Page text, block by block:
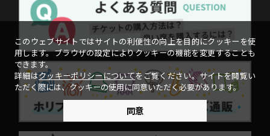
このウェブサイトではサイトの利便性の向上を目的にクッキーを使
用します。ブラウザの設定によりクッキーの機能を変更することも
できます。
詳細はクッキーポリシーについてをご覧ください。サイトを閲覧い
ただく際には、クッキーの使用に同意いただく必要があります。
同意